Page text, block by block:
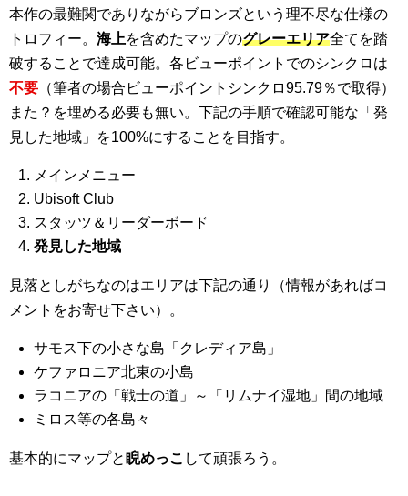
本作の最難関でありながらブロンズという理不尽な仕様の
トロフィー。 海上を含めたマップのグレーエリア全てを踏
破することで達成可能。各ビューポイントでのシンクロは
不要 （筆者の場合ビューポイントシンクロ95.79％で取得）
また？を埋める必要も無い。下記の手順で確認可能な「発
見した地域」を100%にすることを目指す。
メインメニュー
Ubisoft Club
スタッツ＆リーダーボード
発見した地域
見落としがちなのはエリアは下記の通り（情報があればコ
メントをお寄せ下さい）。
サモス下の小さな島「クレディア島」
ケファロニア北東の小島
ラコニアの「戦士の道」～「リムナイ湿地」間の地域
ミロス等の各島々
基本的にマップと睨めっこ して頑張ろう。